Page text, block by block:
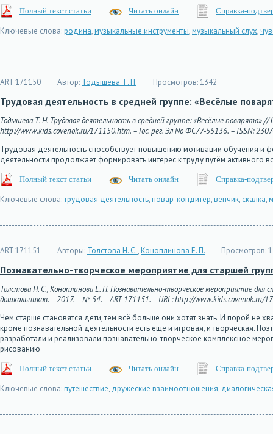
Полный текст статьи Читать онлайн Справка-
Ключевые слова:родина,музыкальные инструменты,музыкальный слух,
ART 171150 Автор: Тодышева Т. Н. Просмотров:1342
Трудовая деятельность в средней группе: «Весёлые
Тодышева Т. Н. Трудовая деятельность в средней группе: «Весёлые поварята»
http://www.kids.covenok.ru/171150.htm. – Гос. рег. Эл No ФС77-55136. – ISSN:
Трудовая деятельность способствует повышению мотивации обучения и
деятельности продолжает формировать интерес к труду путём
Полный текст статьи Читать онлайн Справка-
Ключевые слова:трудовая деятельность,повар-кондитер,венчик, скалка,
ART 171151 Авторы: Толстова Н. С.,Коноплинова Е. П. Просмотров:
Познавательно-творческое мероприятие для старшей
Толстова Н. С., Коноплинова Е. П. Познавательно-творческое мероприятие
дошкольников. – 2017. – № 54. – ART 171151. – URL: http://www.kids.covenok.ru/
Чем старше становятся дети, тем всё больше они хотят знать. И порой не
кроме познавательной деятельности есть ещё и игровая, и творческая.
разработали и реализовали познавательно-творческое комплексное
рисованию
Полный текст статьи Читать онлайн Справка-
Ключевые слова:путешествие, дружеские взаимоотношения,